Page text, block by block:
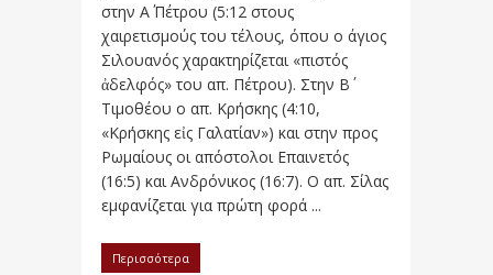
στην Α΄ Πέτρου (5:12 στους
χαιρετισμούς του τέλους, όπου ο άγιος
Σιλουανός χαρακτηρίζεται «πιστός
ἀδελφός» του απ. Πέτρου). Στην Β΄
Τιμοθέου ο απ. Κρήσκης (4:10,
«Κρήσκης εἰς Γαλατίαν») και στην προς
Ρωμαίους οι απόστολοι Επαινετός
(16:5) και Ανδρόνικος (16:7). Ο απ. Σίλας
εμφανίζεται για πρώτη φορά ...
Περισσότερα